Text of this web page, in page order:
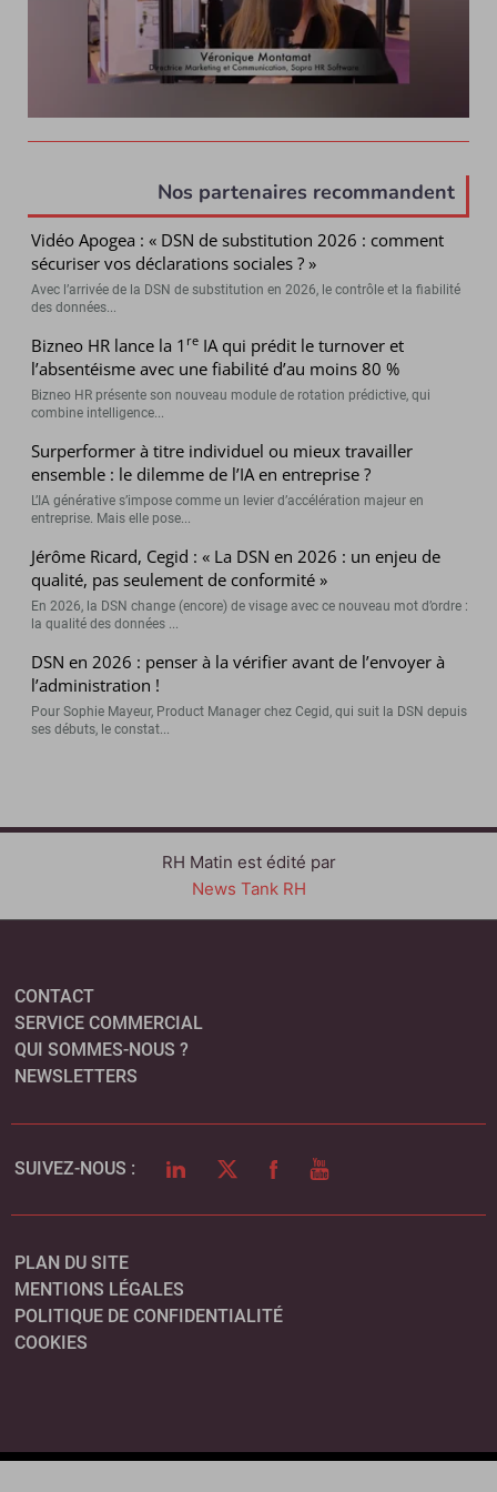
Nos partenaires recommandent
Vidéo Apogea : « DSN de substitution 2026 : comment
sécuriser vos déclarations sociales ? »
Avec l’arrivée de la DSN de substitution en 2026, le contrôle et la fiabilité
des données...
Bizneo HR lance la 1 re IA qui prédit le turnover et
l’absentéisme avec une fiabilité d’au moins 80 %
Bizneo HR présente son nouveau module de rotation prédictive, qui
combine intelligence...
Surperformer à titre individuel ou mieux travailler
ensemble : le dilemme de l’IA en entreprise ?
L’IA générative s’impose comme un levier d’accélération majeur en
entreprise. Mais elle pose...
Jérôme Ricard, Cegid : « La DSN en 2026 : un enjeu de
qualité, pas seulement de conformité »
En 2026, la DSN change (encore) de visage avec ce nouveau mot d’ordre :
la qualité des données ...
DSN en 2026 : penser à la vérifier avant de l’envoyer à
l’administration !
Pour Sophie Mayeur, Product Manager chez Cegid, qui suit la DSN depuis
ses débuts, le constat...
RH Matin est édité par
News Tank RH
CONTACT
SERVICE COMMERCIAL
QUI SOMMES-NOUS ?
NEWSLETTERS
SUIVEZ-NOUS : LINKEDINTWITTERFACEBOOK
YOUTUBE
PLAN DU SITE
MENTIONS LÉGALES
POLITIQUE DE CONFIDENTIALITÉ
COOKIES